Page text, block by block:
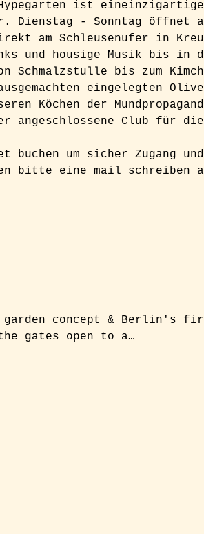
ist
Dienstag - Sonntag öffnet
am Schleusenufer in
und housige Musik bis in
Schmalzstulle bis zum
eingelegten
Köchen der
angeschlossene Club für die
buchen um sicher Zugang
bitte eine mail schreiben
garden concept & Berlin's
gates open to a…